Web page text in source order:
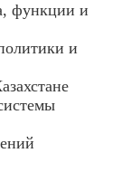
функции и
и